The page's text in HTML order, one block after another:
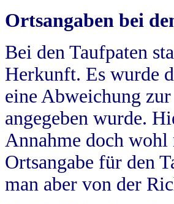
Ortsangaben bei
Bei den Taufpaten
Herkunft. Es wurde
eine Abweichung
angegeben wurde.
Annahme doch
Ortsangabe für den
man aber von der